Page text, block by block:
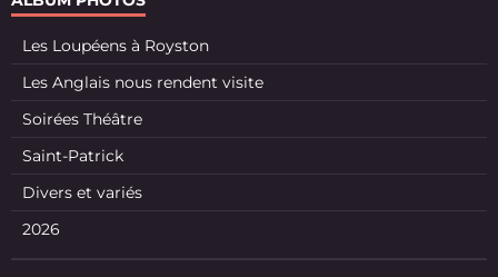
Les Loupéens à Royston
Les Anglais nous rendent visite
Soirées Théâtre
Saint-Patrick
Divers et variés
2026